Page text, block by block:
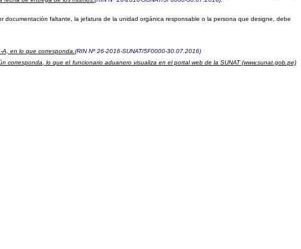
faltante, la jefatura de la unidad orgánica responsable o la persona que designe, debe
en lo que corresponda. (RIN Nº 26-2016-SUNAT/5F0000-30.07.2016)
lo que el funcionario aduanero visualiza en el portal web de la SUNAT (www.sunat.gob.pe)